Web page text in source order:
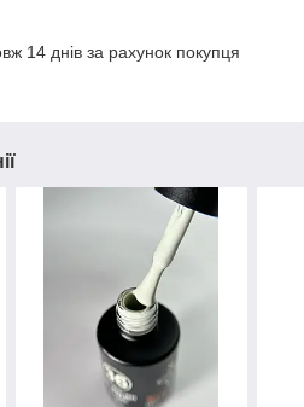
14 днів за рахунок покупця